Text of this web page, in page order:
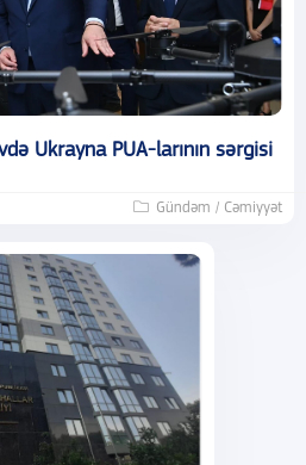
Ukrayna PUA-larının sərgisi
Gündəm / Cəmiyyət